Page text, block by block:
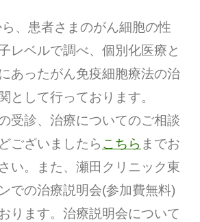
、患者さまのがん細胞の性
レベルで調べ、個別化医療と
あったがん免疫細胞療法の治
として行っております。
受診、治療についてのご相談
ございましたら こちら までお
い。また、瀬田クリニック東
での治療説明会(参加費無料)
ります。治療説明会について